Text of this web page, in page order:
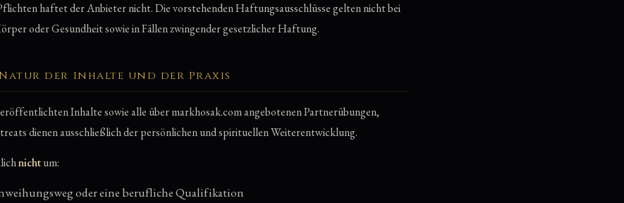
haftet der Anbieter nicht. Die vorstehenden Haftungsausschlüsse gelten nicht bei
oder Gesundheit sowie in Fällen zwingender gesetzlicher Haftung.
Natur der Inhalte und der Praxis
Inhalte sowie alle über markhosak.com angebotenen Partnerübungen,
dienen ausschließlich der persönlichen und spirituellen Weiterentwicklung.
nichtum:
oder eine berufliche Qualifikation